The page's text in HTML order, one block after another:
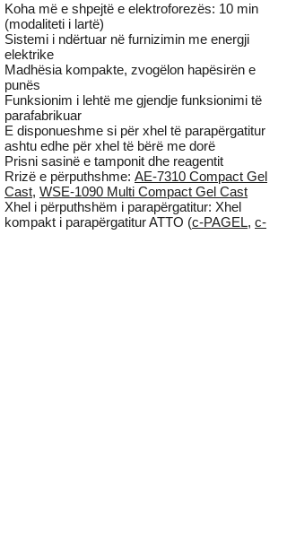
Koha më e shpejtë e elektroforezës: 10 min
(modaliteti i lartë)
Sistemi i ndërtuar në furnizimin me energji
elektrike
Madhësia kompakte, zvogëlon hapësirën e
punës
Funksionim i lehtë me gjendje funksionimi të
parafabrikuar
E disponueshme si për xhel të parapërgatitur
ashtu edhe për xhel të bërë me dorë
Prisni sasinë e tamponit dhe reagentit
Rrizë e përputhshme: AE-7310 Compact Gel
Cast, WSE-1090 Multi Compact Gel Cast
Xhel i përputhshëm i parapërgatitur: Xhel
kompakt i parapërgatitur ATTO (c-PAGEL, c-